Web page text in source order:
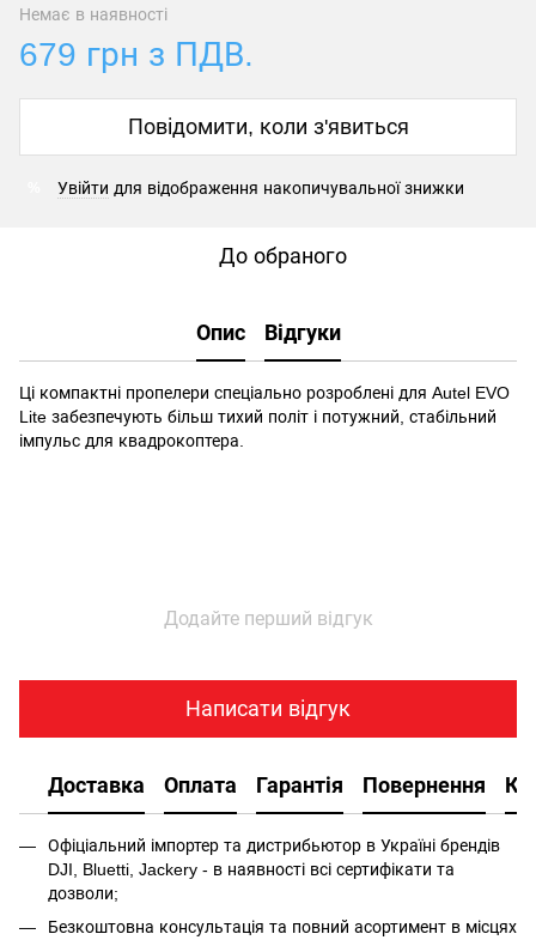
Немає в наявності
679 грн з ПДВ.
Повідомити, коли з'явиться
Увійти для відображення накопичувальної знижки
До обраного
Опис Відгуки
Ці компактні пропелери спеціально розроблені для Autel EVO
Lite забезпечують більш тихий політ і потужний, стабільний
імпульс для квадрокоптера.
Додайте перший відгук
Написати відгук
Доставка Оплата Гарантія Повернення
Офіціальний імпортер та дистрибьютор в Україні брендів
DJI, Bluetti, Jackery - в наявності всі сертифікати та
дозволи;
Безкоштовна консультація та повний асортимент в місцях